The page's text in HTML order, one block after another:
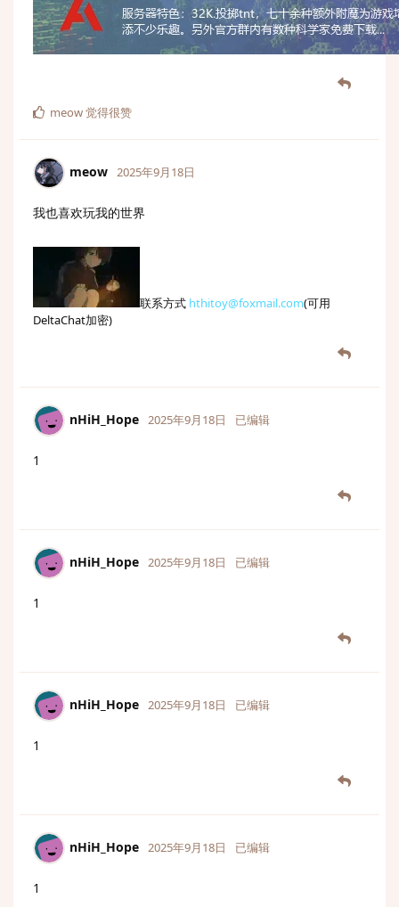
meow觉得很赞
meow 2025年9月18日
我也喜欢玩我的世界
联系方式 hthitoy@foxmail.com(可用
DeltaChat加密)
nHiH_Hope 2025年9月18日 已编辑
1
nHiH_Hope 2025年9月18日 已编辑
1
nHiH_Hope 2025年9月18日 已编辑
1
nHiH_Hope 2025年9月18日 已编辑
1